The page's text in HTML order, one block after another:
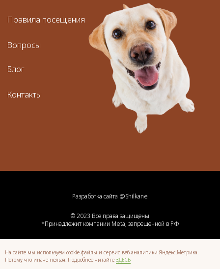
Разработка сайта @Shilkane
© 2023 Все права защищены
*Принадлежит компании Meta, запрещенной в РФ
На сайте мы используем cookie-файлы и сервис веб-аналитики Яндекс.Метрика.
Потому что иначе нельзя. Подробнее читайте ЗДЕСЬ